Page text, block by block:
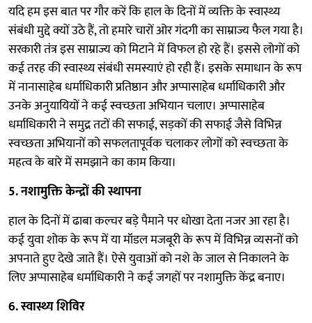
यदि हम इस बात पर गौर करें कि हाल के दिनों में व्यक्ति के स्वास्थ्य
संबंधी मुद्दे क्यों उठे हैं, तो हमारे चारों ओर गंदगी का साम्राज्य फैल गया है।
सरकारी तंत्र इस साम्राज्य को मिटाने में विफल हो रहे हैं। इससे लोगों को
कई तरह की स्वास्थ्य संबंधी समस्याएं हो रही हैं। इसके समाधान के रूप
में नानासाहेब धर्माधिकारी प्रतिष्ठान और अप्पासाहेब धर्माधिकारी और
उनके अनुयायियों ने कई स्वच्छता अभियान चलाए। अप्पासाहेब
धर्माधिकारी ने समुद्र तटों की सफाई, सड़कों की सफाई जैसे विभिन्न
स्वच्छता अभियानों को सफलतापूर्वक चलाकर लोगों को स्वच्छता के
महत्व के बारे में समझाने का काम किया।
5. नशामुक्ति केन्द्रों की स्थापना
हाल के दिनों में ढाबा कल्चर बड़े पैमाने पर धोखा देता नजर आ रहा है।
कई युवा शोक के रूप में या मॉडल मजबूरी के रूप में विभिन्न व्यसनों को
अपनाते हुए देखे जाते हैं। ऐसे युवाओं को नशे के जाल से निकालने के
लिए अप्पासाहेब धर्माधिकारी ने कई जगहों पर नशामुक्ति केंद्र बनाए।
6. स्वास्थ्य शिविर